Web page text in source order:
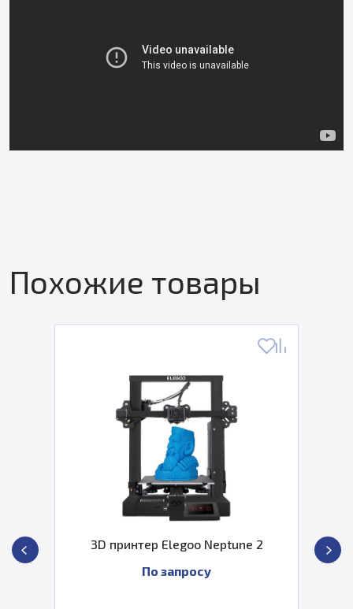
Похожие товары
3D принтер Elegoo Neptune 2
По запросу